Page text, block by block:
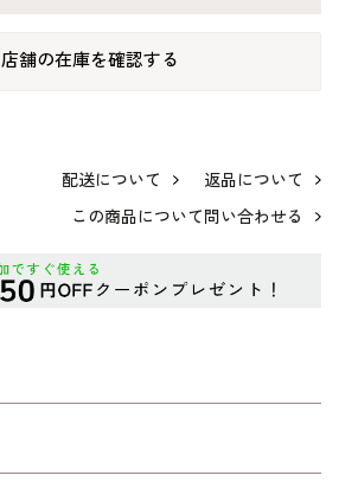
店舗の在庫を確認する
配送について
返品について
この商品について問い合わせる